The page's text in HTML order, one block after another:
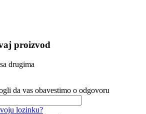
proizvod
drugima
da vas obavestimo o odgovoru
lozinku?